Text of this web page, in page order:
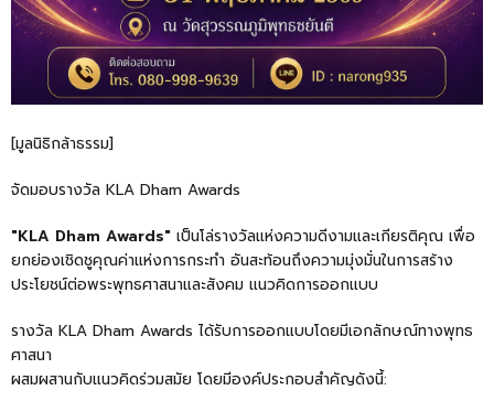
[มูลนิธิกล้าธรรม]
จัดมอบรางวัล KLA Dham Awards
"KLA Dham Awards" เป็นโล่รางวัลแห่งความดีงามและเกียรติคุณ เพื่อ
ยกย่องเชิดชูคุณค่าแห่งการกระทำ อันสะท้อนถึงความมุ่งมั่นในการสร้าง
ประโยชน์ต่อพระพุทธศาสนาและสังคม แนวคิดการออกแบบ
รางวัล KLA Dham Awards ได้รับการออกแบบโดยมีเอกลักษณ์ทางพุทธ
ศาสนา
ผสมผสานกับแนวคิดร่วมสมัย โดยมีองค์ประกอบสำคัญดังนี้: